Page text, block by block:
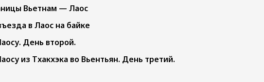
Вьетнам — Лаос
в Лаос на байке
День второй.
из Тхакхэка во Вьентьян. День третий.